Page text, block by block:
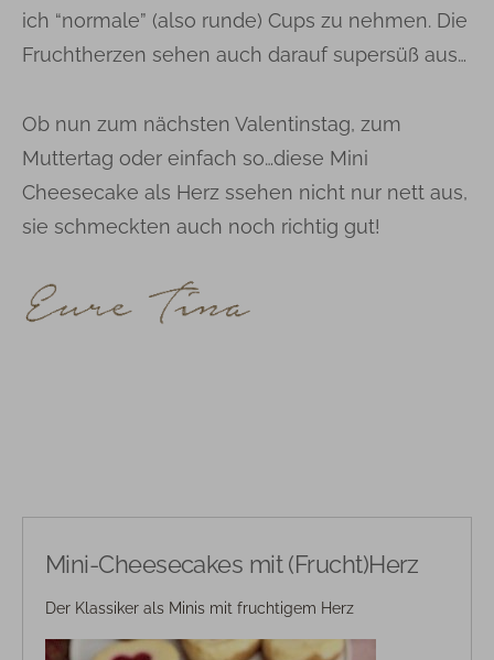
ich “normale” (also runde) Cups zu nehmen. Die
Fruchtherzen sehen auch darauf supersüß aus…
Ob nun zum nächsten Valentinstag, zum
Muttertag oder einfach so…diese Mini
Cheesecake als Herz ssehen nicht nur nett aus,
sie schmeckten auch noch richtig gut!
Mini-Cheesecakes mit (Frucht)Herz
Der Klassiker als Minis mit fruchtigem Herz